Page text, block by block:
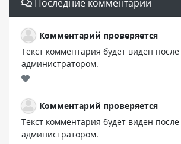
Последние комментарии
Комментарий проверяется
Текст комментария будет виден
администратором.
Комментарий проверяется
Текст комментария будет виден
администратором.